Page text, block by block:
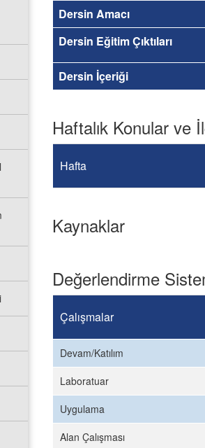
Dersin Amacı
Dersin Eğitim Çıktıları
Dersin İçeriği
Haftalık Konular ve
Hafta
Kaynaklar
Değerlendirme
Çalışmalar
Devam/Katılım
Laboratuar
Uygulama
Alan Çalışması